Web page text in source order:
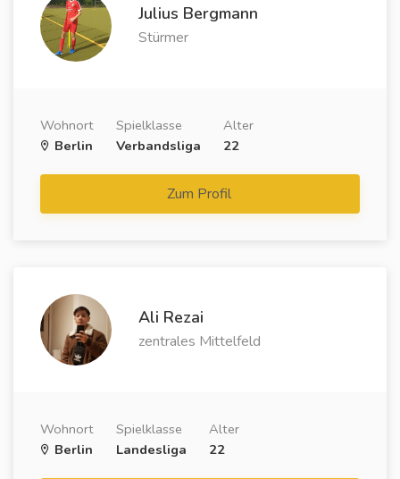
Julius Bergmann
Stürmer
Wohnort
Berlin
Spielklasse
Verbandsliga
Alter
22
Zum Profil
Ali Rezai
zentrales Mittelfeld
Wohnort
Berlin
Spielklasse
Landesliga
Alter
22